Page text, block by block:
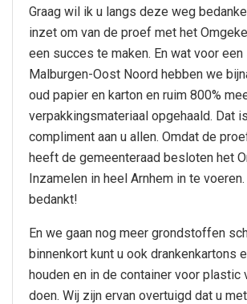
Graag wil ik u langs deze weg
inzet om van de proef met het
een succes te maken. En wat voor
Malburgen-Oost Noord hebben we
oud papier en karton en ruim 800%
verpakkingsmateriaal opgehaald. Dat
compliment aan u allen. Omdat de
heeft de gemeenteraad besloten het
Inzamelen in heel Arnhem in te
bedankt!
En we gaan nog meer grondstoffen
binnenkort kunt u ook drankenkartons
houden en in de container voor plastic
doen. Wij zijn ervan overtuigd dat u